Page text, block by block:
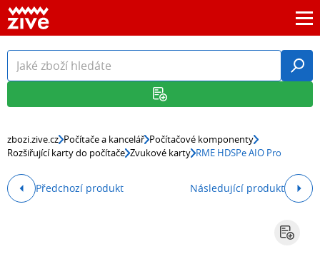
zbozi.zive.cz Počítače a kancelář Počítačové komponenty
Rozšiřující karty do počítače Zvukové karty RME HDSPe AIO Pro
Předchozí produkt Následující produkt